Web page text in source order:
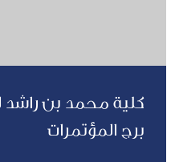
كلية محمد بن راشد
برج المؤتمرات